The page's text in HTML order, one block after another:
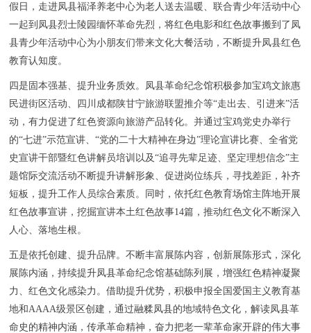
假日，走进凤县福泽养老中心为老人送去温暖、联合青少年活动中心
一起到凤县烈士陵园缅怀革命先烈，将红色电影和红色故事搬到了凤
县青少年活动中心为小朋友们带来文化大餐活动，不断提升凤县红色
教育认知度。
四是固本强基、提升业务质效。凤县革命纪念馆积极参加宝鸡文旅惠
民进街区活动、四川成都陕甘宁旅游联盟推介等“走出去、引进来”活
动，有力促进了红色资源向旅游产品转化。并通过宝鸡党史办举行
的“七进”示范宣讲、“党的二十大精神在身边”理论宣讲比赛、全省党
史宣讲干部暨红色讲解员培训以及“追寻先辈足迹、坚定理想信念”主
题馆际交流活动不断提升讲解形象、促进岗位练兵，寻找差距，补齐
短板，提升工作人员综合素质。同时，依托红色教育场馆主阵地开展
红色故事宣讲，挖掘宣讲本土红色故事14篇，推动红色文化不断深入
人心、落地生根。
五是依托创建、提升品牌。不断丰富展陈内容，创新展陈形式，深化
展陈内涵，持续提升凤县革命纪念馆基础陈列展，增强红色精神凝聚
力、红色文化感染力。借助提升优势，积极申报全国爱国主义教育基
地和AAAA级景区创建，通过融糅凤县的地域特色文化，解读凤县革
命史的精神内涵，传承革命精神，奋力把老一辈革命家开辟的伟大事